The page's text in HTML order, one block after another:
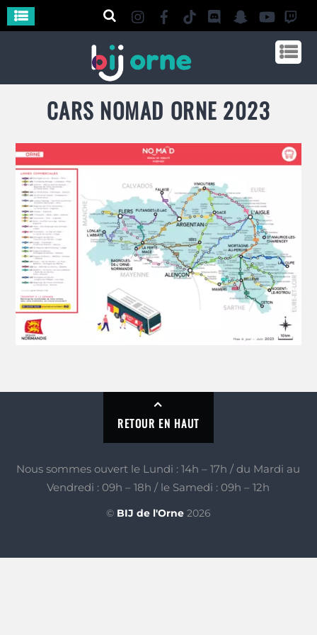
CARS NOMAD ORNE 2023
RETOUR EN HAUT
Nous sommes ouvert le Lundi : 14h – 17h / du Mardi au
Vendredi : 09h – 18h / le Samedi : 09h – 12h
© BIJ de l'Orne 2026